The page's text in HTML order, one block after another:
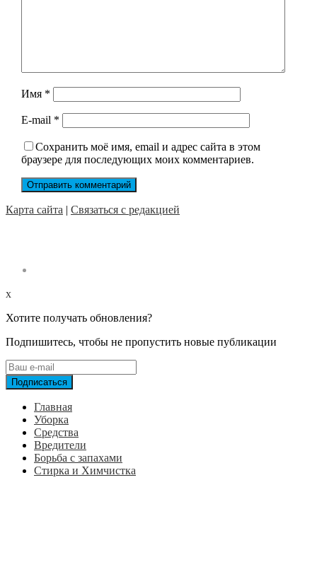
Имя *
E-mail *
Сохранить моё имя, email и адрес сайта в этом
браузере для последующих моих комментариев.
Карта сайта | Связаться с редакцией
x
Хотите получать обновления?
Подпишитесь, чтобы не пропустить новые публикации
Главная
Уборка
Средства
Вредители
Борьба с запахами
Стирка и Химчистка